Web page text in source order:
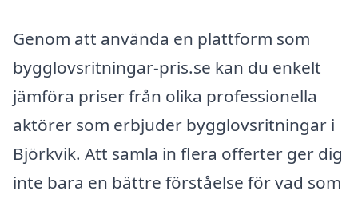
Genom att använda en plattform som
bygglovsritningar-pris.se kan du enkelt
jämföra priser från olika professionella
aktörer som erbjuder bygglovsritningar i
Björkvik. Att samla in flera offerter ger dig
inte bara en bättre förståelse för vad som